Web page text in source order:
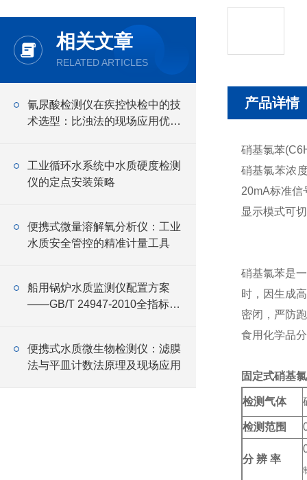
相关文章
RELATED ARTICLES
氰尿酸检测仪在疾控快检中的技
术选型：比浊法的现场应用优势
工业循环水系统中水质硬度检测
仪的定点安装策略
便携式微量溶解氧分析仪：工业
水质安全管控的精准计量工具
船用锅炉水质监测仪配置方案
——GB/T 24947-2010全指标覆
便携式水质微生物检测仪：滤膜
法与平皿计数法原理及现场应用
产品详情
硝基氯苯
硝基氯苯浓
20mA标准信
显示模式可
硝基氯苯是
时，因生成
密闭，严防
食用化学品
固定式硝基
检测气体
检测范围
分 辨 率